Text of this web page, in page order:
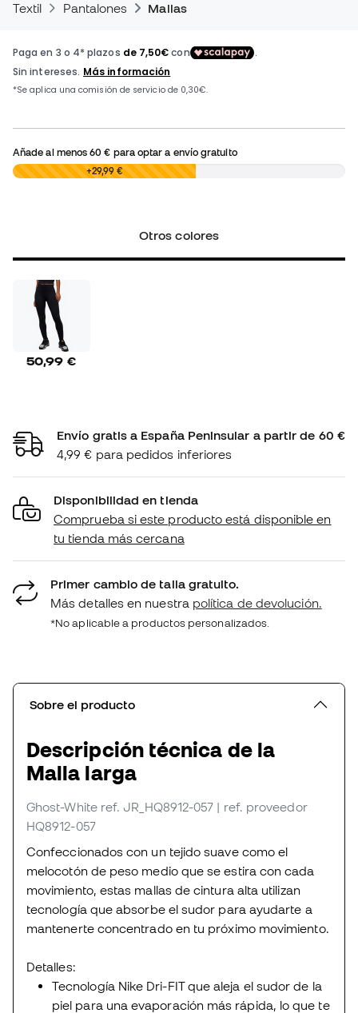
Textil Pantalones Mallas
Añade al menos60 € para optar a envío gratuito
0,00 € +29,99 €
Otros colores
50,99 €
Envío gratis a España Peninsular a partir de 60 €
4,99 € para pedidos inferiores
Disponibilidad en tienda
Comprueba si este producto está disponible en
tu tienda más cercana
Primer cambio de talla gratuito.
Más detalles en nuestra política de devolución.
*No aplicable a productos personalizados.
Sobre el producto
Descripción técnica de la
Malla larga
Ghost-White ref. JR_HQ8912-057 | ref. proveedor
HQ8912-057
Confeccionados con un tejido suave como el
melocotón de peso medio que se estira con cada
movimiento, estas mallas de cintura alta utilizan
tecnología que absorbe el sudor para ayudarte a
mantenerte concentrado en tu próximo movimiento.
Detalles:
Tecnología Nike Dri-FIT que aleja el sudor de la
piel para una evaporación más rápida, lo que te